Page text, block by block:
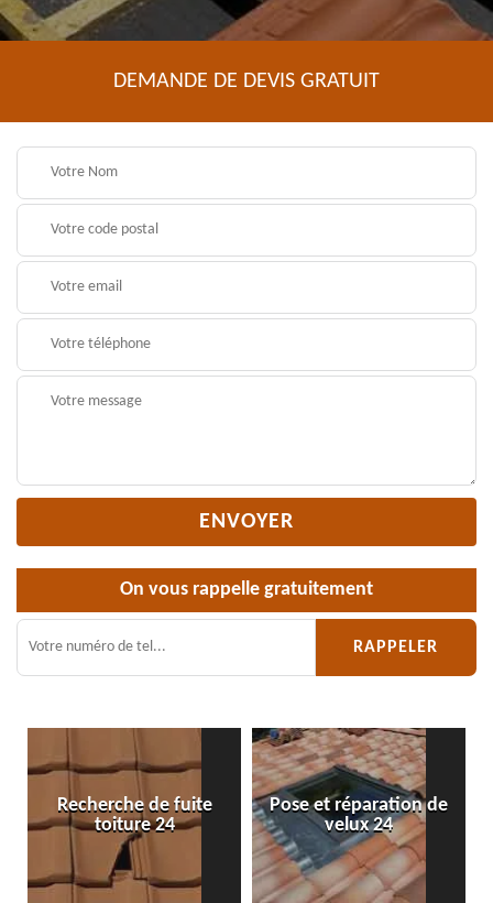
DEMANDE DE DEVIS GRATUIT
On vous rappelle gratuitement
Recherche de fuite
toiture 24
Pose et réparation de
velux 24